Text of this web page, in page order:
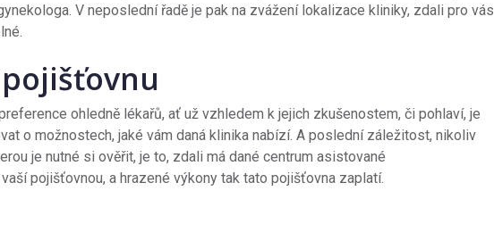
V neposlední řadě je pak na zvážení lokalizace kliniky, zdali pro vás
ohledně lékařů, ať už vzhledem k jejich zkušenostem, či pohlaví, je
o možnostech, jaké vám daná klinika nabízí. A poslední záležitost, nikoliv
je nutné si ověřit, je to, zdali má dané centrum asistované
pojišťovnou, a hrazené výkony tak tato pojišťovna zaplatí.